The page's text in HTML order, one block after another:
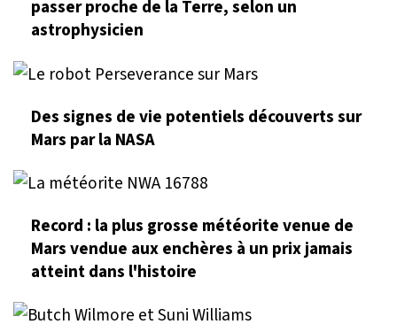
passer proche de la Terre, selon un
astrophysicien
Des signes de vie potentiels découverts sur
Mars par la NASA
Record : la plus grosse météorite venue de
Mars vendue aux enchères à un prix jamais
atteint dans l'histoire